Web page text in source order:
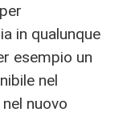
in qualunque
esempio un
nel
nuovo